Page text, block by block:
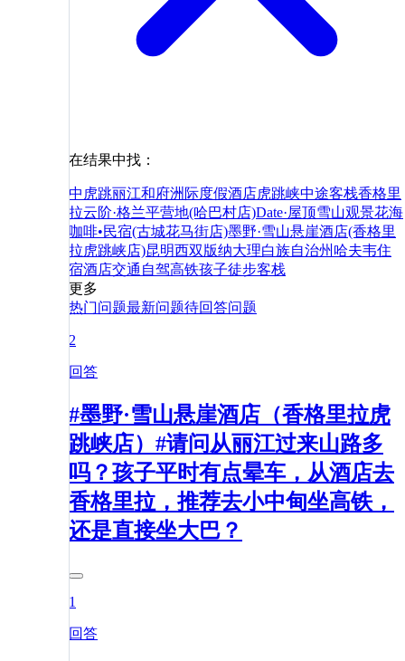
在结果中找：
中虎跳丽江和府洲际度假酒店虎跳峡中途客栈香格里
拉云阶·格兰平营地(哈巴村店)Date·屋顶雪山观景花海
咖啡•民宿(古城花马街店)墨野·雪山悬崖酒店(香格里
拉虎跳峡店)昆明西双版纳大理白族自治州 哈夫韦住
宿酒店交通 自驾高铁孩子徒步客栈
更多
热门问题最新问题待回答问题
2
回答
#墨野·雪山悬崖酒店（香格里拉虎
跳峡店）#请问从丽江过来山路多
吗？孩子平时有点晕车，从酒店去
香格里拉，推荐去小中甸坐高铁，
还是直接坐大巴？
1
回答